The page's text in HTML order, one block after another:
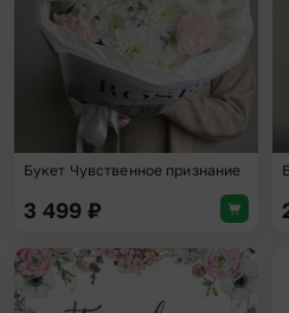
Букет Чувственное признание
3 499 ₽